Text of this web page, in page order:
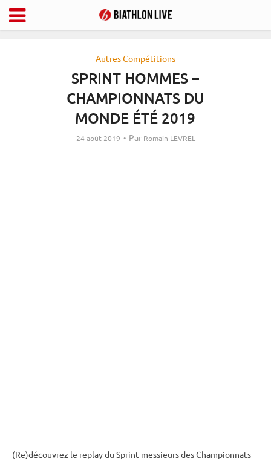
Autres Compétitions
SPRINT HOMMES –
CHAMPIONNATS DU
MONDE ÉTÉ 2019
24 août 2019 Par Romain LEVREL
(Re)découvrez le replay du Sprint messieurs desChampionnats